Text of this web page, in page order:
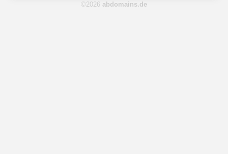
©2026 abdomains.de